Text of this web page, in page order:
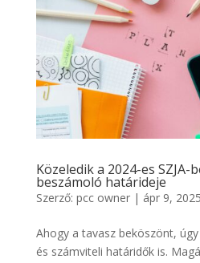
Közeledik a 2024-es SZJA-
beszámoló határideje
Szerző: pcc owner| ápr 9, 2025
Ahogy a tavasz beköszönt,
és számviteli határidők is.